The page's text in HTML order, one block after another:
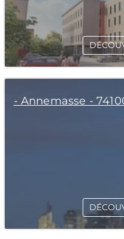
- Annemasse -